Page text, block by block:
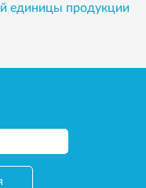
единицы продукции